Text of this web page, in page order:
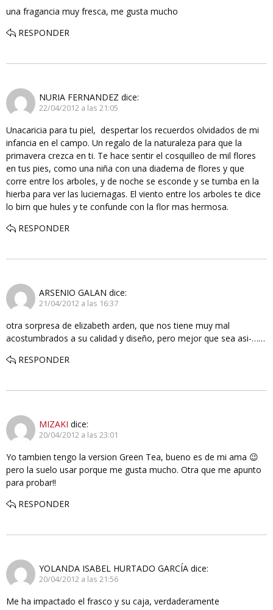
una fragancia muy fresca, me gusta mucho
RESPONDER
NURIA FERNANDEZ dice:
22/04/2012 a las 21:05
Unacaricia para tu piel, despertar los recuerdos olvidados de mi
infancia en el campo. Un regalo de la naturaleza para que la
primavera crezca en ti. Te hace sentir el cosquilleo de mil flores
en tus pies, como una niña con una diadema de flores y que
corre entre los arboles, y de noche se esconde y se tumba en la
hierba para ver las luciernagas. El viento entre los arboles te dice
lo birn que hules y te confunde con la flor mas hermosa.
RESPONDER
ARSENIO GALAN dice:
21/04/2012 a las 16:37
otra sorpresa de elizabeth arden, que nos tiene muy mal
acostumbrados a su calidad y diseño, pero mejor que sea asi-……
RESPONDER
MIZAKI dice:
20/04/2012 a las 23:01
Yo tambien tengo la version Green Tea, bueno es de mi ama 😉
pero la suelo usar porque me gusta mucho. Otra que me apunto
para probar!!
RESPONDER
YOLANDA ISABEL HURTADO GARCÍA dice:
20/04/2012 a las 21:56
Me ha impactado el frasco y su caja, verdaderamente